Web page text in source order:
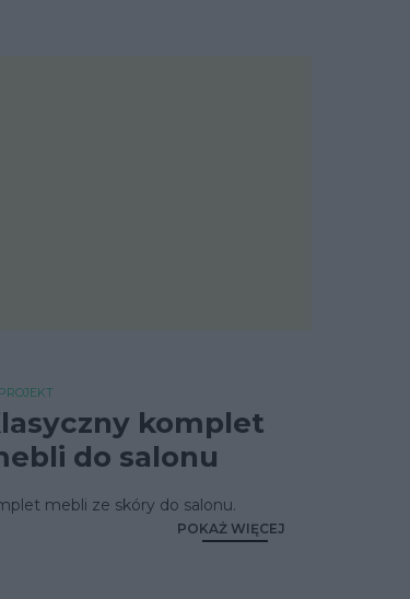
PROJEKT
komplet
do salonu
mebli ze skóry do salonu.
POKAŻ WIĘCEJ